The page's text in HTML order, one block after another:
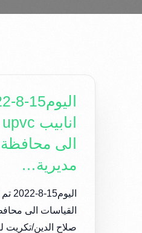
الى
مديرية…
القياسات الى
صلاح الدين/تكريت